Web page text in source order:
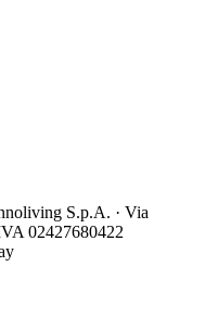
S.p.A. · Via
02427680422